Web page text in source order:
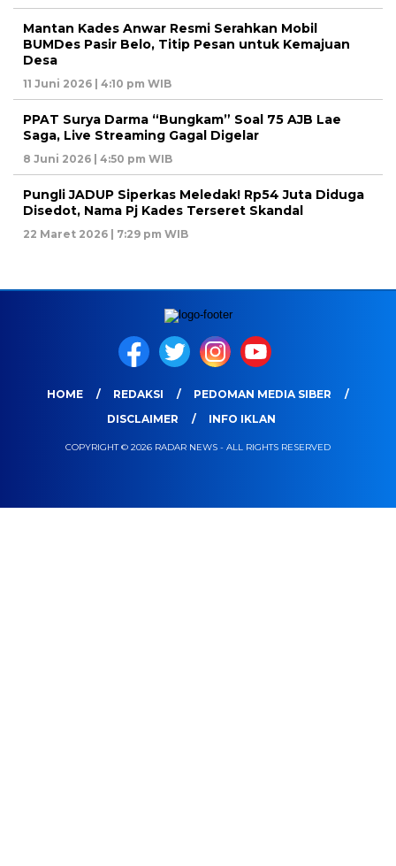
Mantan Kades Anwar Resmi Serahkan Mobil
BUMDes Pasir Belo, Titip Pesan untuk Kemajuan
Desa
11 Juni 2026 | 4:10 pm WIB
PPAT Surya Darma “Bungkam” Soal 75 AJB Lae
Saga, Live Streaming Gagal Digelar
8 Juni 2026 | 4:50 pm WIB
Pungli JADUP Siperkas Meledak! Rp54 Juta Diduga
Disedot, Nama Pj Kades Terseret Skandal
22 Maret 2026 | 7:29 pm WIB
HOME REDAKSI
PEDOMAN MEDIA SIBER
DISCLAIMER
INFO IKLAN
COPYRIGHT © 2026 RADAR NEWS - ALL RIGHTS RESERVED